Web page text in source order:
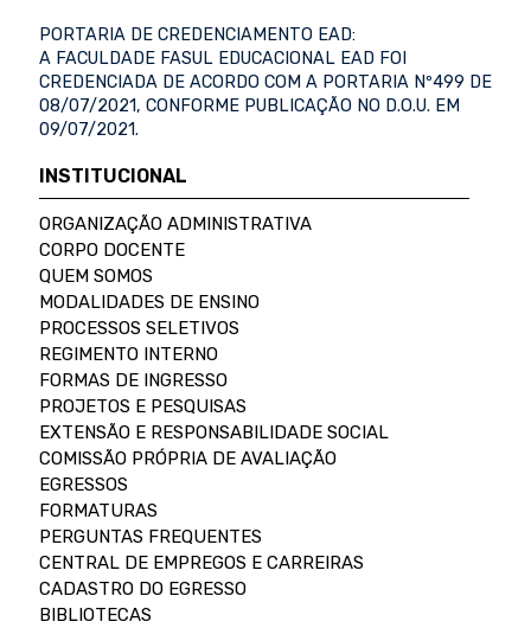
PORTARIA DE CREDENCIAMENTO EAD:
A FACULDADE FASUL EDUCACIONAL EAD FOI
CREDENCIADA DE ACORDO COM A PORTARIA Nº499 DE
08/07/2021, CONFORME PUBLICAÇÃO NO D.O.U. EM
09/07/2021.
INSTITUCIONAL
ORGANIZAÇÃO ADMINISTRATIVA
CORPO DOCENTE
QUEM SOMOS
MODALIDADES DE ENSINO
PROCESSOS SELETIVOS
REGIMENTO INTERNO
FORMAS DE INGRESSO
PROJETOS E PESQUISAS
EXTENSÃO E RESPONSABILIDADE SOCIAL
COMISSÃO PRÓPRIA DE AVALIAÇÃO
EGRESSOS
FORMATURAS
PERGUNTAS FREQUENTES
CENTRAL DE EMPREGOS E CARREIRAS
CADASTRO DO EGRESSO
BIBLIOTECAS